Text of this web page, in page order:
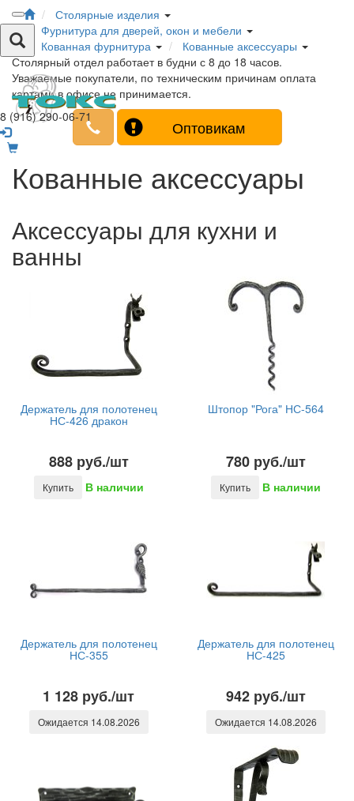
8 (916) 290-06-71
Столярные изделия
Фурнитура для дверей, окон и мебели
Кованная фурнитура
Кованные аксессуары
Столярный отдел работает в будни с 8 до 18 часов.
Уважаемые покупатели, по техническим причинам оплата
картами в офисе не принимается.
Оптовикам
Кованные аксессуары
Аксессуары для кухни и
ванны
Держатель для полотенец
НС-426 дракон
888 руб./шт
Купить В наличии
Штопор "Рога" НС-564
780 руб./шт
Купить В наличии
Держатель для полотенец
НС-355
1 128 руб./шт
Ожидается 14.08.2026
Держатель для полотенец
НС-425
942 руб./шт
Ожидается 14.08.2026